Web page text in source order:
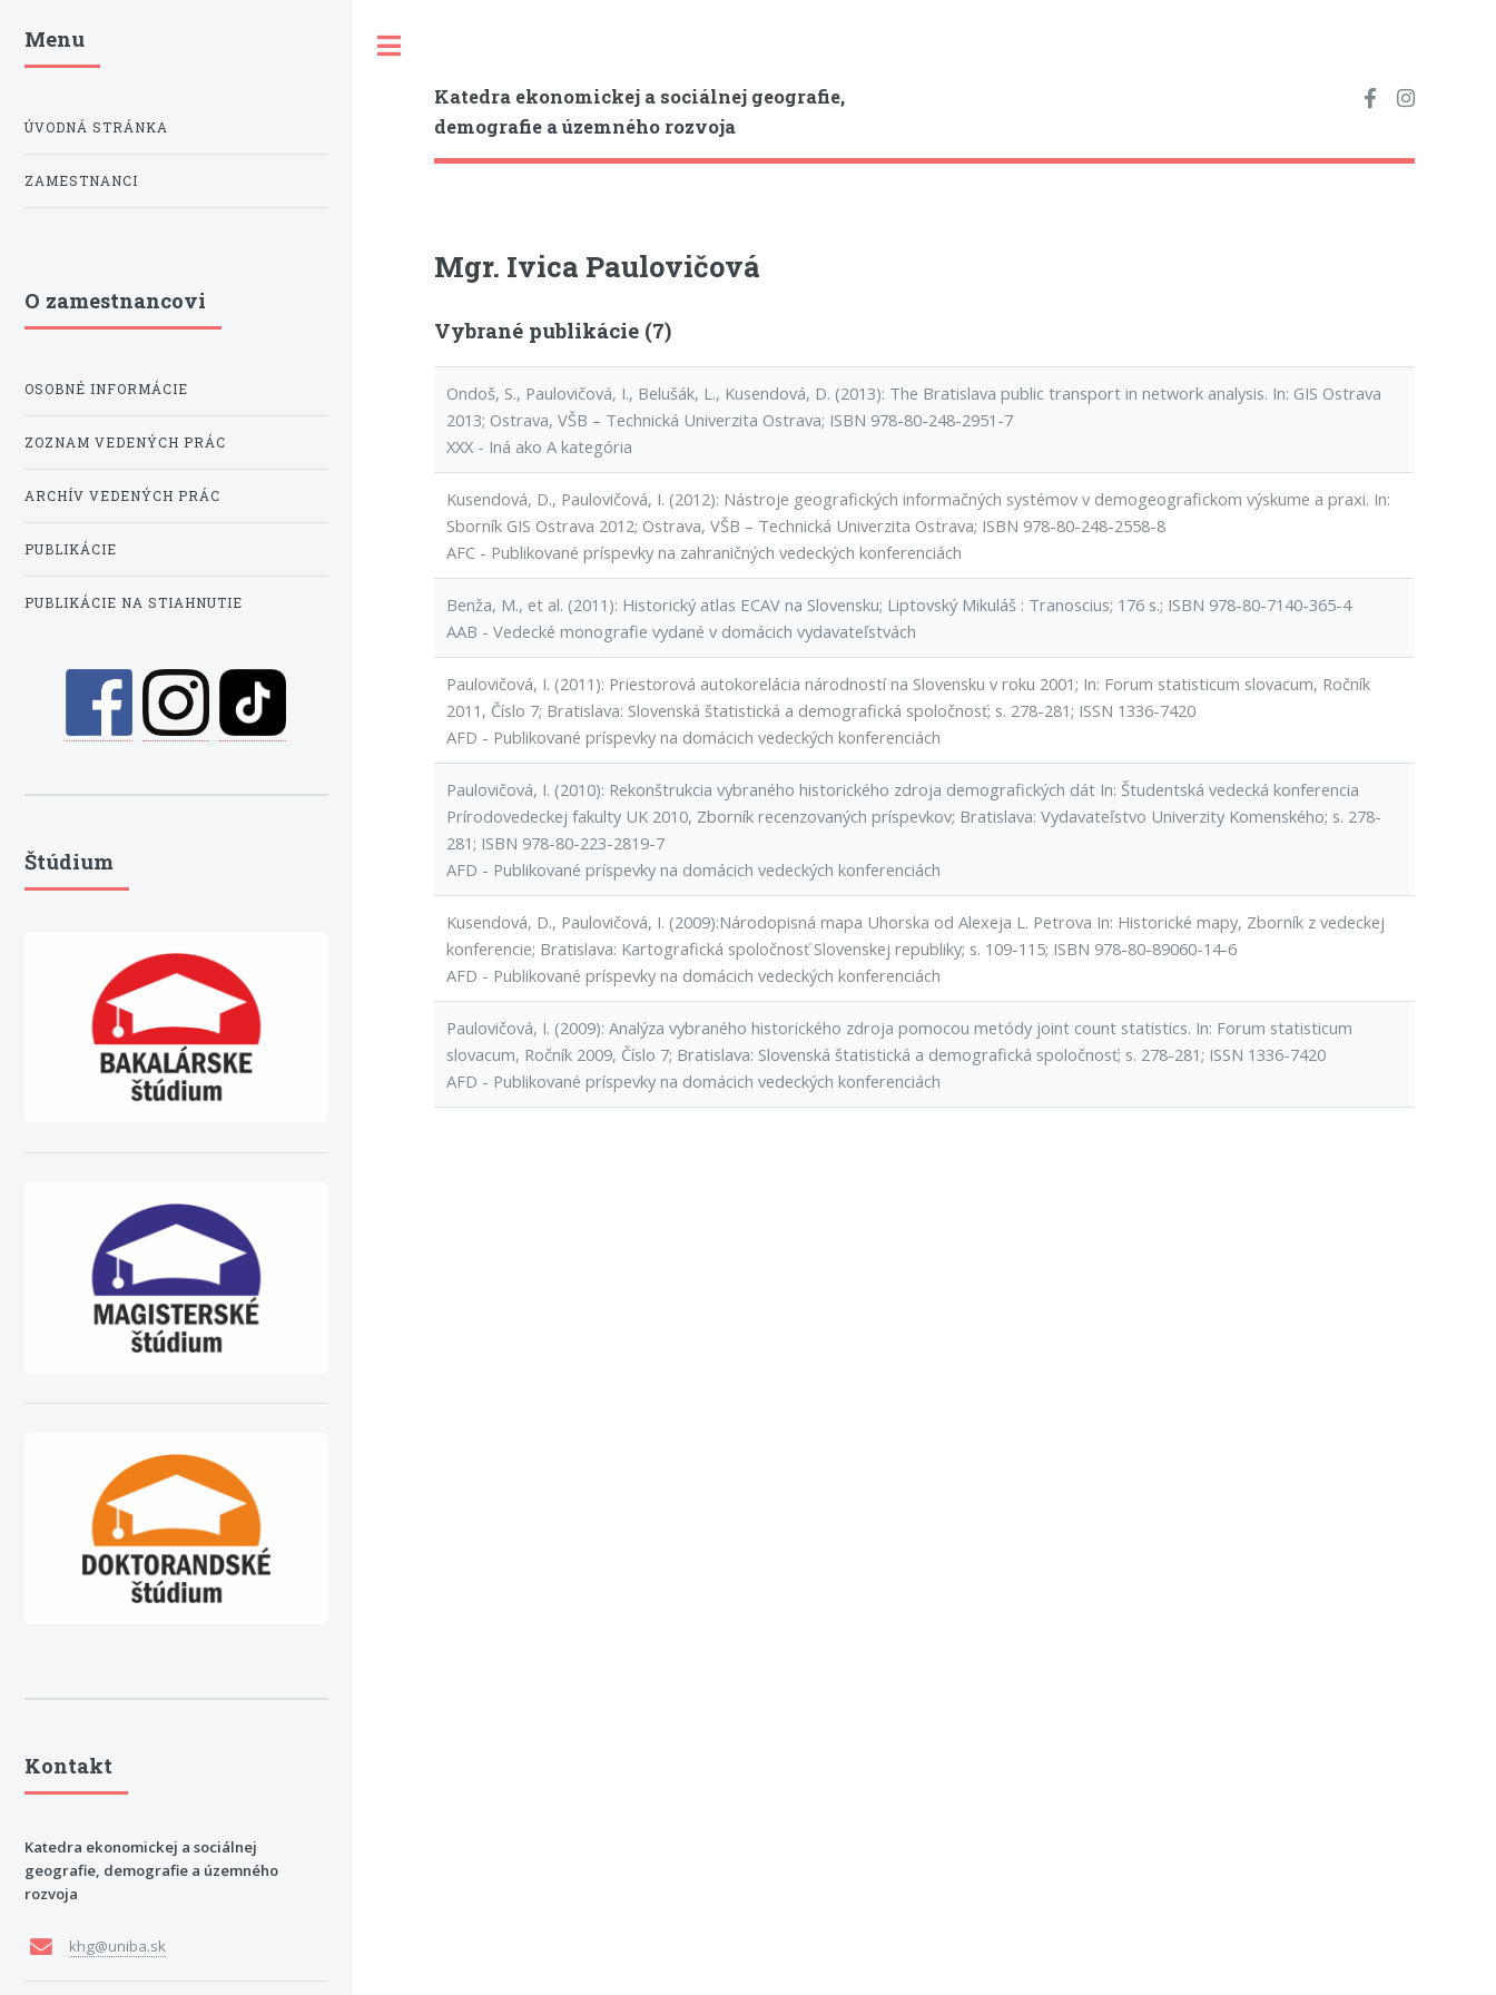
Katedra ekonomickej a sociálnej geografie,
demografie a územného rozvoja
Mgr. Ivica Paulovičová
Vybrané publikácie (7)
Ondoš, S., Paulovičová, I., Belušák, L., Kusendová, D. (2013): The Bratislava public transport in network analysis. In: GIS Ostrava
2013; Ostrava, VŠB – Technická Univerzita Ostrava; ISBN 978-80-248-2951-7
XXX - Iná ako A kategória
Kusendová, D., Paulovičová, I. (2012): Nástroje geografických informačných systémov v demogeografickom výskume a praxi. In:
Sborník GIS Ostrava 2012; Ostrava, VŠB – Technická Univerzita Ostrava; ISBN 978-80-248-2558-8
AFC - Publikované príspevky na zahraničných vedeckých konferenciách
Benža, M., et al. (2011): Historický atlas ECAV na Slovensku; Liptovský Mikuláš : Tranoscius; 176 s.; ISBN 978-80-7140-365-4
AAB - Vedecké monografie vydané v domácich vydavateľstvách
Paulovičová, I. (2011): Priestorová autokorelácia národností na Slovensku v roku 2001; In: Forum statisticum slovacum, Ročník
2011, Číslo 7; Bratislava: Slovenská štatistická a demografická spoločnosť; s. 278-281; ISSN 1336-7420
AFD - Publikované príspevky na domácich vedeckých konferenciách
Paulovičová, I. (2010): Rekonštrukcia vybraného historického zdroja demografických dát In: Študentská vedecká konferencia
Prírodovedeckej fakulty UK 2010, Zborník recenzovaných príspevkov; Bratislava: Vydavateľstvo Univerzity Komenského; s. 278-
281; ISBN 978-80-223-2819-7
AFD - Publikované príspevky na domácich vedeckých konferenciách
Kusendová, D., Paulovičová, I. (2009):Národopisná mapa Uhorska od Alexeja L. Petrova In: Historické mapy, Zborník z vedeckej
konferencie; Bratislava: Kartografická spoločnosť Slovenskej republiky; s. 109-115; ISBN 978-80-89060-14-6
AFD - Publikované príspevky na domácich vedeckých konferenciách
Paulovičová, I. (2009): Analýza vybraného historického zdroja pomocou metódy joint count statistics. In: Forum statisticum
slovacum, Ročník 2009, Číslo 7; Bratislava: Slovenská štatistická a demografická spoločnosť; s. 278-281; ISSN 1336-7420
AFD - Publikované príspevky na domácich vedeckých konferenciách
Menu
ÚVODNÁ STRÁNKA
ZAMESTNANCI
O zamestnancovi
OSOBNÉ INFORMÁCIE
ZOZNAM VEDENÝCH PRÁC
ARCHÍV VEDENÝCH PRÁC
PUBLIKÁCIE
PUBLIKÁCIE NA STIAHNUTIE
Štúdium
Kontakt
Katedra ekonomickej a sociálnej
geografie, demografie a územného
rozvoja
khg@uniba.sk